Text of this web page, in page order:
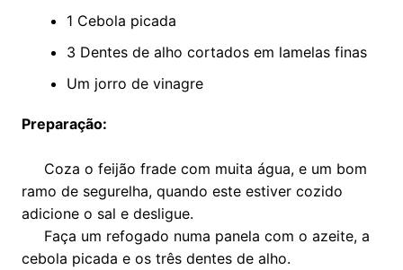
1 Cebola picada
3 Dentes de alho cortados em lamelas finas
Um jorro de vinagre
Preparação:
Coza o feijão frade com muita água, e um bom
ramo de segurelha, quando este estiver cozido
adicione o sal e desligue.
Faça um refogado numa panela com o azeite, a
cebola picada e os três dentes de alho.